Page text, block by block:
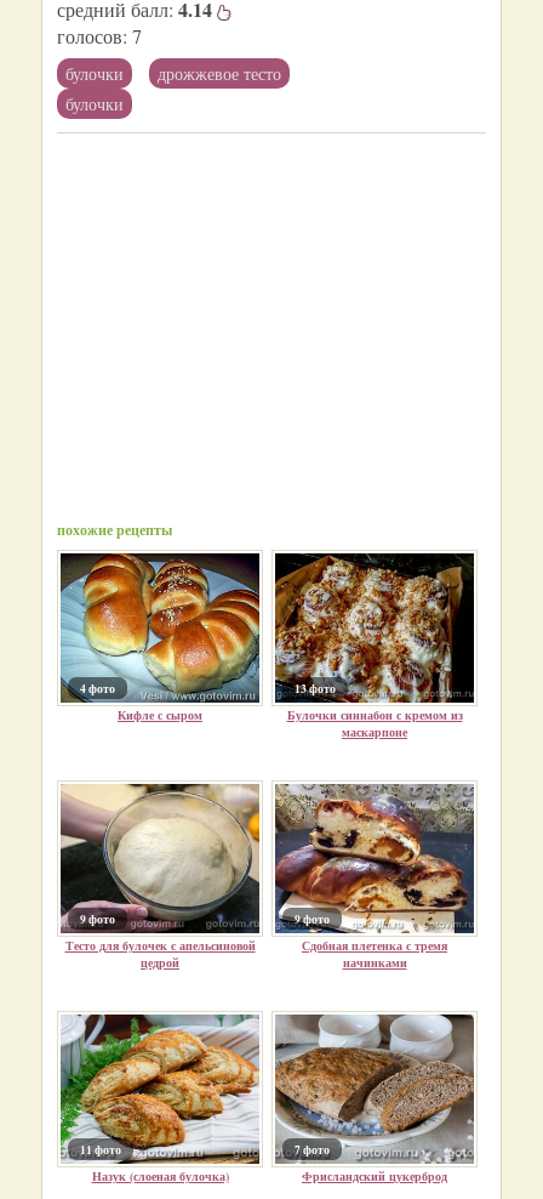
средний балл: 4.14
голосов: 7
булочки
дрожжевое тесто
булочки
похожие рецепты
4 фото
Кифле с сыром
13 фото
Булочки синнабон с кремом из
маскарпоне
9 фото
Тесто для булочек с апельсиновой
цедрой
9 фото
Сдобная плетенка с тремя
начинками
11 фото
Назук (слоеная булочка)
7 фото
Фрисландский цукерброд